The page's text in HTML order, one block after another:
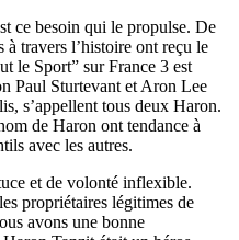
ce besoin qui le propulse. De
à travers l’histoire ont reçu le
le Sport” sur France 3 est
Paul Sturtevant et Aron Lee
s’appellent tous deux Haron.
de Haron ont tendance à
avec les autres.
et de volonté inflexible.
propriétaires légitimes de
avons une bonne